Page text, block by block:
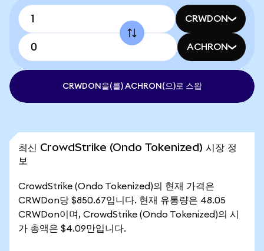
CRWDON
ACHRON
CRWDON을(를) ACHRON(으)로 스왑
최신 CrowdStrike (Ondo Tokenized) 시장 정
보
CrowdStrike (Ondo Tokenized)의 현재 가격은
CRWDon당 $850.67입니다. 현재 유통량은 48.05
CRWDon이며, CrowdStrike (Ondo Tokenized)의 시
가 총액은 $4.09만입니다.